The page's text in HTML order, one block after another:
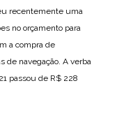
recentemente uma
no orçamento para
a compra de
de navegação. A verba
passou de R$ 228